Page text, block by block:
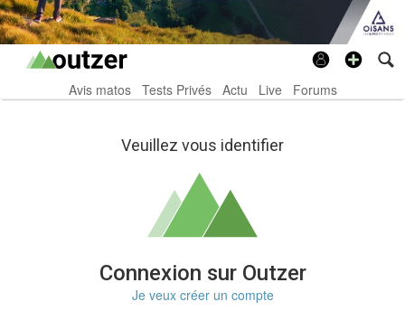
Avis matos Tests Privés Actu Live Forums
Veuillez vous identifier
Connexion sur Outzer
Je veux créer un compte